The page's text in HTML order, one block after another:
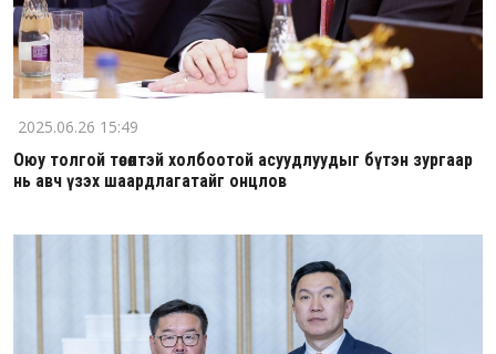
2025.06.26 15:49
Оюу толгой төсөлтэй холбоотой асуудлуудыг бүтэн зургаар
нь авч үзэх шаардлагатайг онцлов